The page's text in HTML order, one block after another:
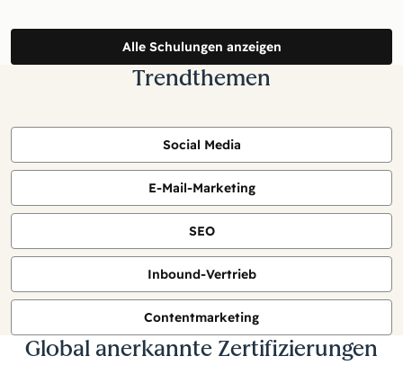
Alle Schulungen anzeigen
Trendthemen
Social Media
E-Mail-Marketing
SEO
Inbound-Vertrieb
Contentmarketing
Global anerkannte Zertifizierungen